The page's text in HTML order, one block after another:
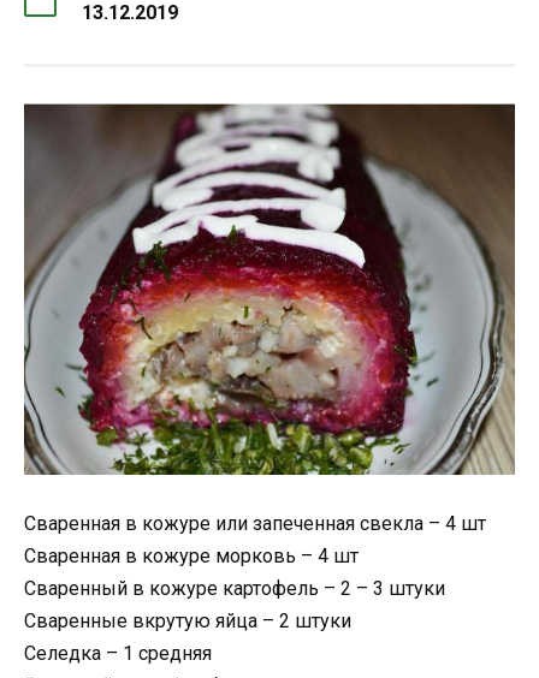
13.12.2019
Сваренная в кожуре или запеченная свекла – 4 шт
Сваренная в кожуре морковь – 4 шт
Сваренный в кожуре картофель – 2 – 3 штуки
Сваренные вкрутую яйца – 2 штуки
Селедка – 1 средняя